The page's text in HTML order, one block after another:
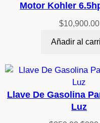
Motor Kohler
$10,900.00
Añadir al
Llave De Gasolina
Luz